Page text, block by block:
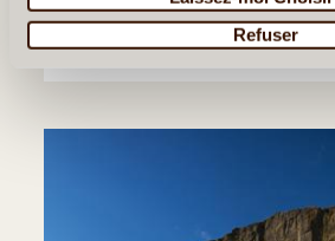
Refuser
Nuit à Kirkjubæjarklaustur.